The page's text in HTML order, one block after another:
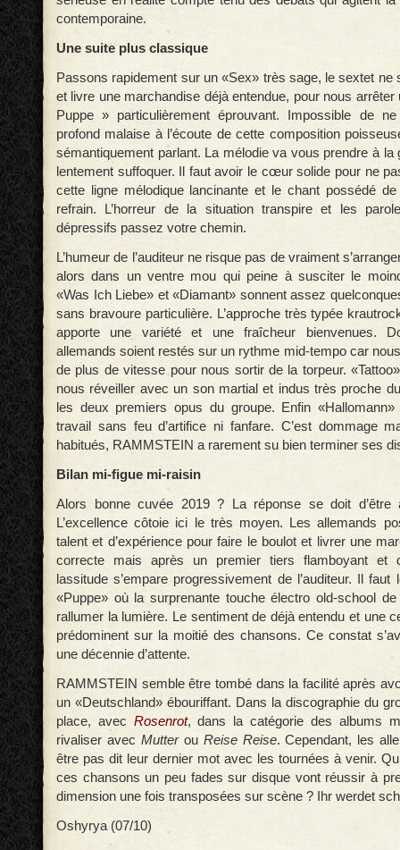
contemporaine.
Une suite plus classique
Passons rapidement sur un «Sex» très sage, le sextet ne
et livre une marchandise déjà entendue, pour nous
Puppe » particulièrement éprouvant. Impossible de
profond malaise à l’écoute de cette composition
sémantiquement parlant. La mélodie va vous prendre à la
lentement suffoquer. Il faut avoir le cœur solide pour ne
cette ligne mélodique lancinante et le chant possédé
refrain. L’horreur de la situation transpire et les
dépressifs passez votre chemin.
L’humeur de l’auditeur ne risque pas de vraiment
alors dans un ventre mou qui peine à susciter le
«Was Ich Liebe» et «Diamant» sonnent assez
sans bravoure particulière. L’approche très typée
apporte une variété et une fraîcheur bienvenues.
allemands soient restés sur un rythme mid-tempo car
de plus de vitesse pour nous sortir de la torpeur.
nous réveiller avec un son martial et indus très proche
les deux premiers opus du groupe. Enfin
travail sans feu d’artifice ni fanfare. C’est dommage
habitués, RAMMSTEIN a rarement su bien terminer ses
Bilan mi-figue mi-raisin
Alors bonne cuvée 2019 ? La réponse se doit d’être
L’excellence côtoie ici le très moyen. Les allemands
talent et d’expérience pour faire le boulot et livrer une
correcte mais après un premier tiers flamboyant et
lassitude s’empare progressivement de l’auditeur. Il faut
«Puppe» où la surprenante touche électro old-school
rallumer la lumière. Le sentiment de déjà entendu et une
prédominent sur la moitié des chansons. Ce constat
une décennie d’attente.
RAMMSTEIN semble être tombé dans la facilité après
un «Deutschland» ébouriffant. Dans la discographie du
place, avec Rosenrot, dans la catégorie des albums
rivaliser avec Mutterou Reise Reise. Cependant, les
être pas dit leur dernier mot avec les tournées à venir.
ces chansons un peu fades sur disque vont réussir à
dimension une fois transposées sur scène ? Ihr werdet
Oshyrya (07/10)